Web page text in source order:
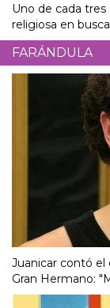
Uno de cada
religiosa en
FARÁNDULA
Juanicar contó
Gran Hermano: